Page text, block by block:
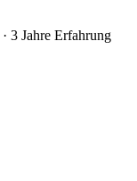
· 3 Jahre Erfahrung